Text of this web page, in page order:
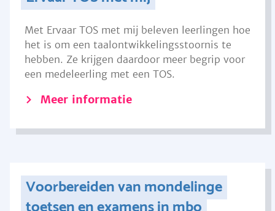
Met Ervaar TOS met mij beleven leerlingen hoe
het is om een taalontwikkelingsstoornis te
hebben. Ze krijgen daardoor meer begrip voor
een medeleerling met een TOS.
Meer informatie
Voorbereiden van mondelinge